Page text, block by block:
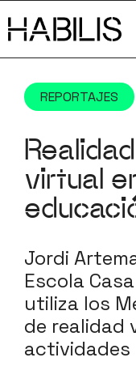
al
REPORTAJES
virtual
Jordi
Escola
utiliza los
de realidad
actividades